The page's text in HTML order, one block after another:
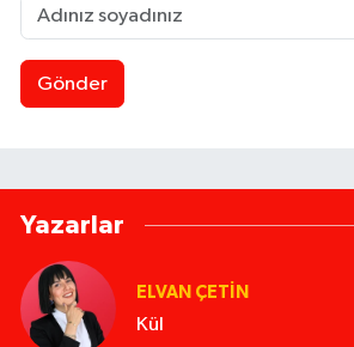
Gönder
Yazarlar
ELVAN ÇETIN
Kül